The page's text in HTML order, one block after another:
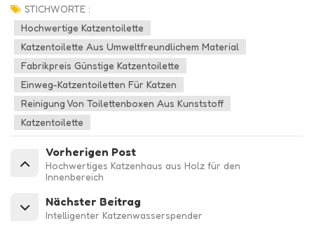
STICHWORTE :
Hochwertige Katzentoilette
Katzentoilette Aus Umweltfreundlichem Material
Fabrikpreis Günstige Katzentoilette
Einweg-Katzentoiletten Für Katzen
Reinigung Von Toilettenboxen Aus Kunststoff
Katzentoilette
Vorherigen Post
Hochwertiges Katzenhaus aus Holz für den
Innenbereich
Nächster Beitrag
Intelligenter Katzenwasserspender